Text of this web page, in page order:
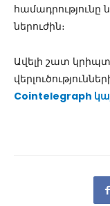
ներուժին։
Ավելի շատ
Cointelegraph